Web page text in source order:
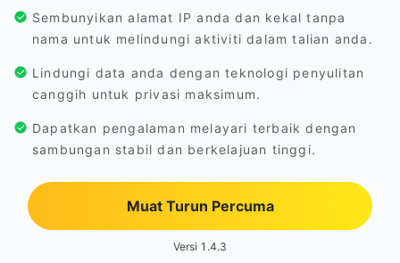
Sembunyikan alamat IP anda dan kekal tanpa
nama untuk melindungi aktiviti dalam talian anda.
Lindungi data anda dengan teknologi penyulitan
canggih untuk privasi maksimum.
Dapatkan pengalaman melayari terbaik dengan
sambungan stabil dan berkelajuan tinggi.
Muat Turun Percuma
Versi 1.4.3